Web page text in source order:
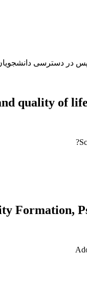
quality of
Formation,